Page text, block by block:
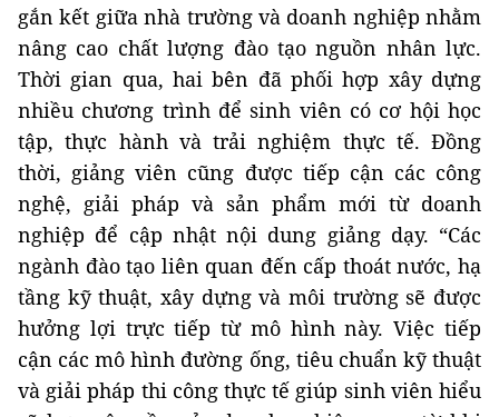
gắn kết giữa nhà trường và doanh nghiệp nhằm
nâng cao chất lượng đào tạo nguồn nhân lực.
Thời gian qua, hai bên đã phối hợp xây dựng
nhiều chương trình để sinh viên có cơ hội học
tập, thực hành và trải nghiệm thực tế. Đồng
thời, giảng viên cũng được tiếp cận các công
nghệ, giải pháp và sản phẩm mới từ doanh
nghiệp để cập nhật nội dung giảng dạy. “Các
ngành đào tạo liên quan đến cấp thoát nước, hạ
tầng kỹ thuật, xây dựng và môi trường sẽ được
hưởng lợi trực tiếp từ mô hình này. Việc tiếp
cận các mô hình đường ống, tiêu chuẩn kỹ thuật
và giải pháp thi công thực tế giúp sinh viên hiểu